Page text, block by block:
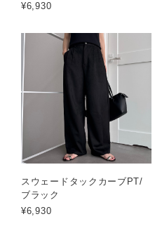
¥6,930
スウェードタックカーブPT/
ブラック
¥6,930